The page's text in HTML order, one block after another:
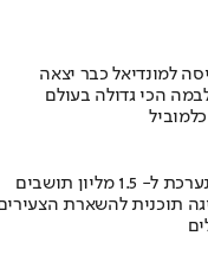
למונדיאל כבר יצאה
הכי גדולה בעולם
תוכנית להשארת